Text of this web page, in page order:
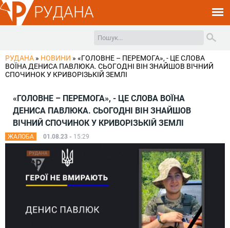
РУДАНА
РУДАНА » НОВИНИ » «ГОЛОВНЕ – ПЕРЕМОГА», - ЦЕ СЛОВА
ВОЇНА ДЕНИСА ПАВЛЮКА. СЬОГОДНІ ВІН ЗНАЙШОВ ВІЧНИЙ
СПОЧИНОК У КРИВОРІЗЬКІЙ ЗЕМЛІ
«ГОЛОВНЕ – ПЕРЕМОГА», - ЦЕ СЛОВА ВОЇНА
ДЕНИСА ПАВЛЮКА. СЬОГОДНІ ВІН ЗНАЙШОВ
ВІЧНИЙ СПОЧИНОК У КРИВОРІЗЬКІЙ ЗЕМЛІ
ЖАЛОБА 01.08.23 - 15:29